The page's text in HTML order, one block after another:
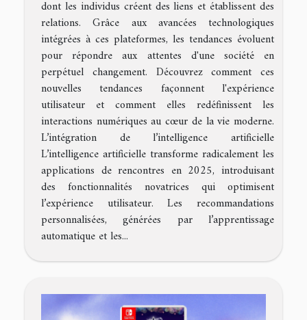
dont les individus créent des liens et établissent des
relations. Grâce aux avancées technologiques
intégrées à ces plateformes, les tendances évoluent
pour répondre aux attentes d'une société en
perpétuel changement. Découvrez comment ces
nouvelles tendances façonnent l'expérience
utilisateur et comment elles redéfinissent les
interactions numériques au cœur de la vie moderne.
L’intégration de l’intelligence artificielle
L’intelligence artificielle transforme radicalement les
applications de rencontres en 2025, introduisant
des fonctionnalités novatrices qui optimisent
l’expérience utilisateur. Les recommandations
personnalisées, générées par l’apprentissage
automatique et les...